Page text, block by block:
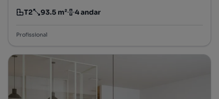
Tipologia
T2
Preço por metro quadrado
93.5 m²
Andar 4 andar
Profissional